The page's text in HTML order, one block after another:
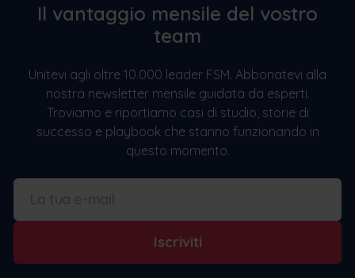
Il vantaggio mensile del vostro
team
Unitevi agli oltre 10.000 leader FSM. Abbonatevi alla
nostra newsletter mensile guidata da esperti.
Troviamo e riportiamo casi di studio, storie di
successo e playbook che stanno funzionando in
questo momento.
Iscriviti